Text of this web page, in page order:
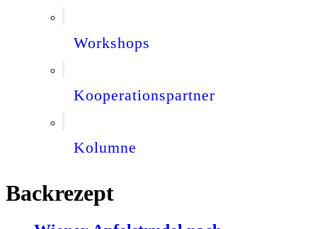
Workshops
Kooperationspartner
Kolumne
Backrezept